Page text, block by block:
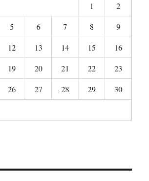
1
2
5 6 7 8
9
12 13 14 15
16
19 20 21 22
23
26 27 28 29
30